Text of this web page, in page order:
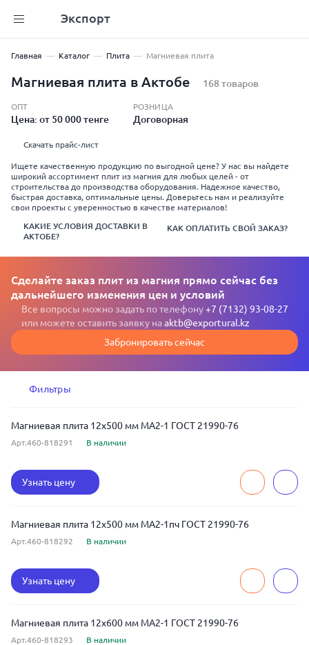
Экспорт
Главная Каталог Плита Магниевая плита
Магниевая плита в Актобе 168 товаров
ОПТ
Цена: от 50 000 тенге
РОЗНИЦА
Договорная
Скачать прайс-лист
Ищете качественную продукцию по выгодной цене? У нас вы найдете
широкий ассортимент плит из магния для любых целей - от
строительства до производства оборудования. Надежное качество,
быстрая доставка, оптимальные цены. Доверьтесь нам и реализуйте
свои проекты с уверенностью в качестве материалов!
КАКИЕ УСЛОВИЯ ДОСТАВКИ В
АКТОБЕ?
КАК ОПЛАТИТЬ СВОЙ ЗАКАЗ?
Сделайте заказ плит из магния прямо сейчас без
дальнейшего изменения цен и условий
Все вопросы можно задать по телефону+7 (7132) 93-08-27
или можете оставить заявку наaktb@exportural.kz
Забронировать сейчас
Фильтры
Магниевая плита 12x500 мм МА2-1 ГОСТ 21990-76
Арт.460-818291 В наличии
Узнать цену
Магниевая плита 12x500 мм МА2-1пч ГОСТ 21990-76
Арт.460-818292 В наличии
Узнать цену
Магниевая плита 12x600 мм МА2-1 ГОСТ 21990-76
Арт.460-818293 В наличии